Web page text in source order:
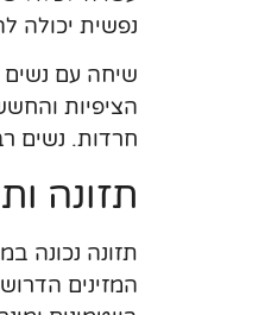
נפשית יכולה
שיחה עם
הציפיות
חרדות. נשים
תזונה
תזונה נכונה
המזינים